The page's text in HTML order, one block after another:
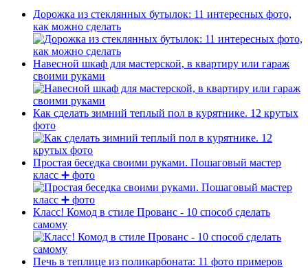
Дорожка из стеклянных бутылок: 11 интересных фото,
как можно сделать
Навесной шкаф для мастерской, в квартиру или гараж
своими руками
Как сделать зимний теплый пол в курятнике. 12 крутых
фото
Простая беседка своими руками. Пошаговый мастер
класс ➕ фото
Класс! Комод в стиле Прованс - 10 способ сделать
самому
Печь в теплице из поликарбоната: 11 фото примеров